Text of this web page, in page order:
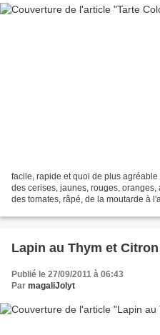
facile, rapide et quoi de plus
des cerises, jaunes, rouges,
des tomates, râpé, de la moutarde à
Lapin au Thym et
Publié le 27/09/2011 à 06:43
Par magaliJolyt